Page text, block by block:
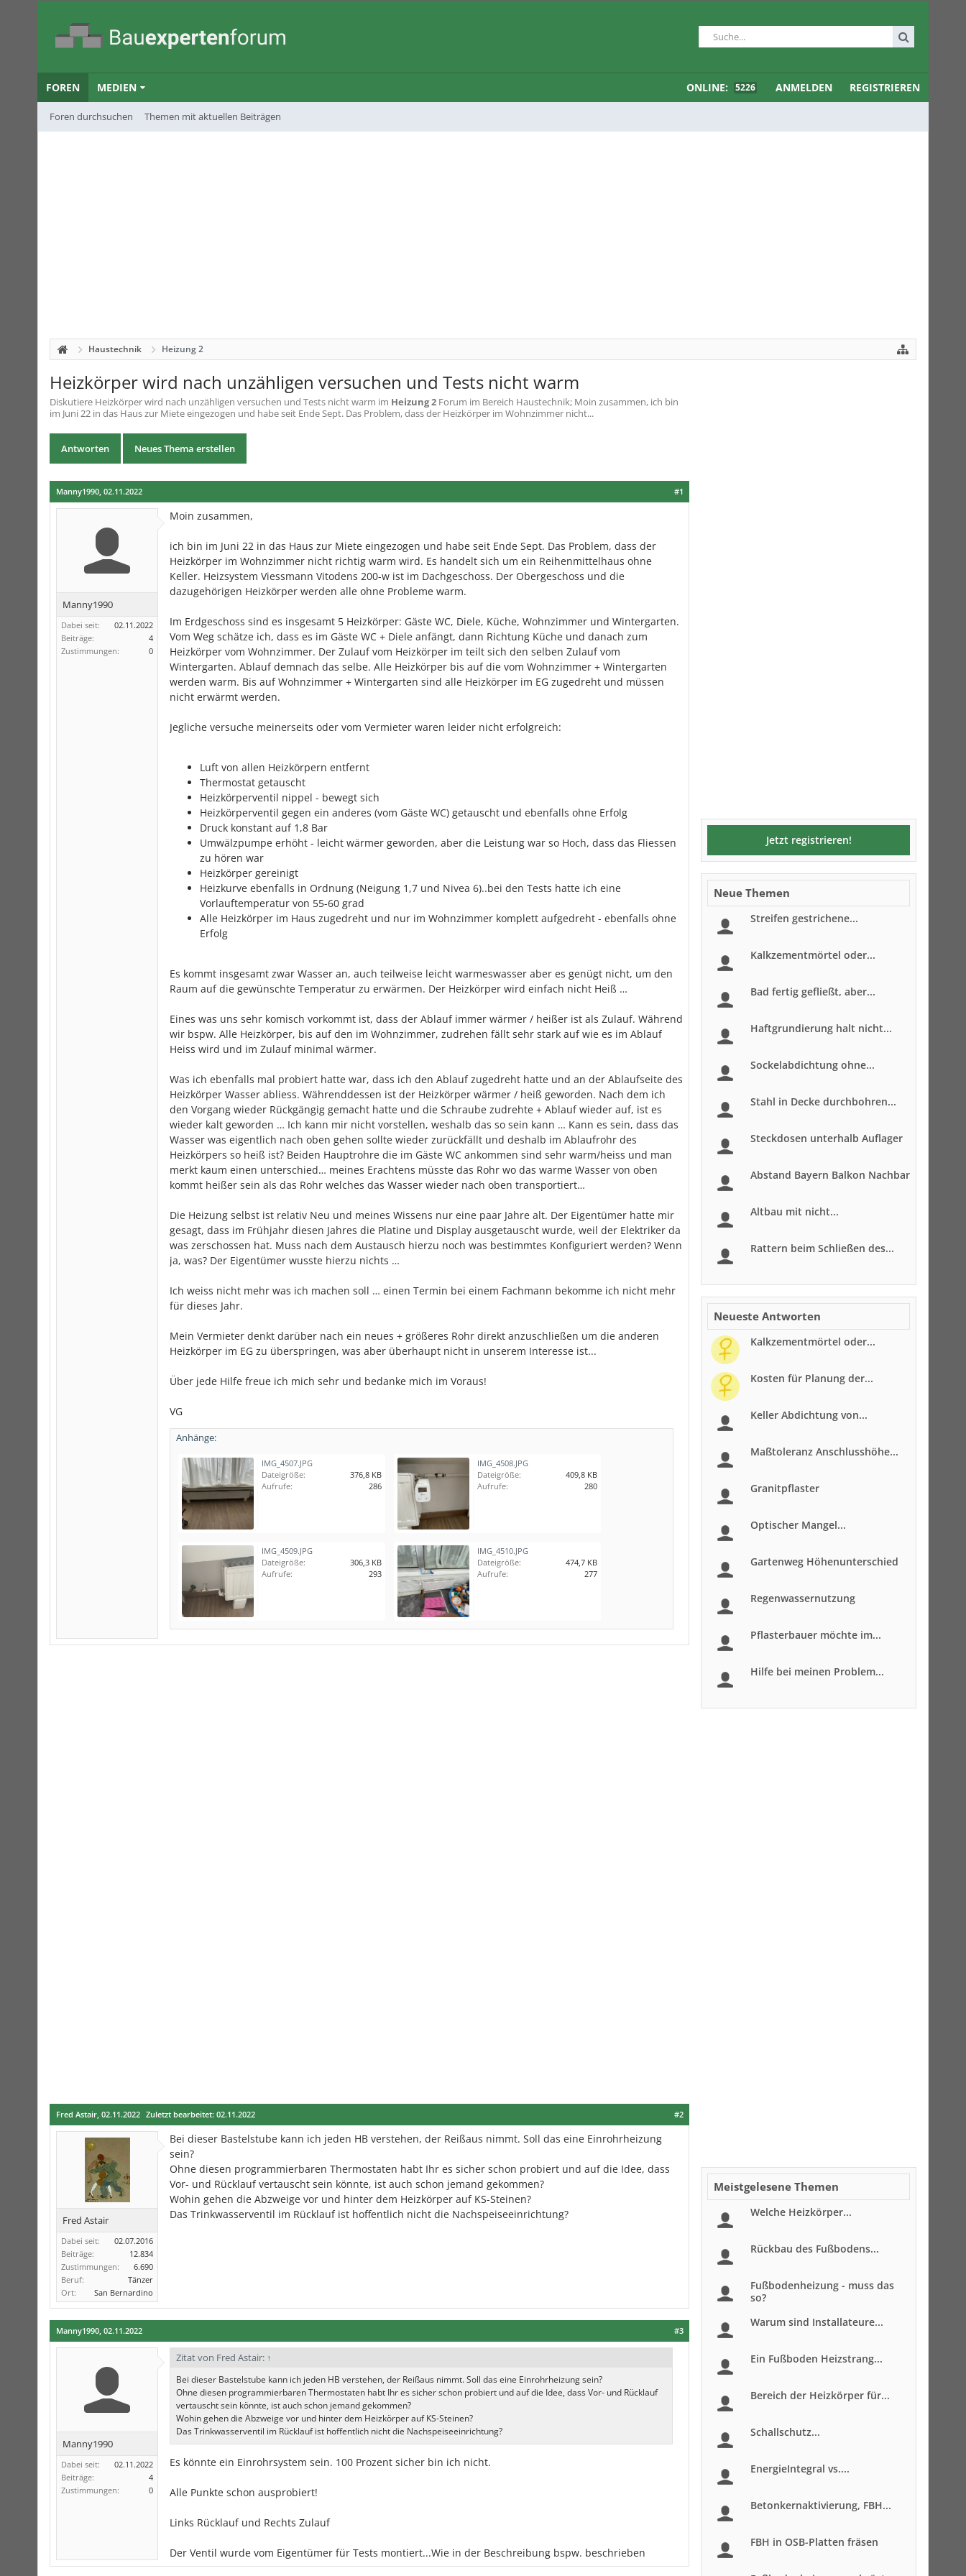
FOREN
Foren durchsuchen Themen mit aktuellen Beiträgen
MEDIEN ONLINE: 5226 ANMELDEN REGISTRIEREN
Haustechnik Heizung 2
Heizkörper wird nach unzähligen versuchen und Tests nicht warm
Diskutiere Heizkörper wird nach unzähligen versuchen und Tests nicht warm im Heizung 2 Forum im Bereich Haustechnik; Moin zusammen, ich bin
im Juni 22 in das Haus zur Miete eingezogen und habe seit Ende Sept. Das Problem, dass der Heizkörper im Wohnzimmer nicht...
Antworten Neues Thema erstellen
#1
Manny1990, 02.11.2022
Manny1990
Dabei seit:
02.11.2022
Beiträge:
4
Zustimmungen:
0
Moin zusammen,
ich bin im Juni 22 in das Haus zur Miete eingezogen und habe seit Ende Sept. Das Problem, dass der
Heizkörper im Wohnzimmer nicht richtig warm wird. Es handelt sich um ein Reihenmittelhaus ohne
Keller. Heizsystem Viessmann Vitodens 200-w ist im Dachgeschoss. Der Obergeschoss und die
dazugehörigen Heizkörper werden alle ohne Probleme warm.
Im Erdgeschoss sind es insgesamt 5 Heizkörper: Gäste WC, Diele, Küche, Wohnzimmer und Wintergarten.
Vom Weg schätze ich, dass es im Gäste WC + Diele anfängt, dann Richtung Küche und danach zum
Heizkörper vom Wohnzimmer. Der Zulauf vom Heizkörper im teilt sich den selben Zulauf vom
Wintergarten. Ablauf demnach das selbe. Alle Heizkörper bis auf die vom Wohnzimmer + Wintergarten
werden warm. Bis auf Wohnzimmer + Wintergarten sind alle Heizkörper im EG zugedreht und müssen
nicht erwärmt werden.
Jegliche versuche meinerseits oder vom Vermieter waren leider nicht erfolgreich:
Luft von allen Heizkörpern entfernt
Thermostat getauscht
Heizkörperventil nippel - bewegt sich
Heizkörperventil gegen ein anderes (vom Gäste WC) getauscht und ebenfalls ohne Erfolg
Druck konstant auf 1,8 Bar
Umwälzpumpe erhöht - leicht wärmer geworden, aber die Leistung war so Hoch, dass das Fliessen
zu hören war
Heizkörper gereinigt
Heizkurve ebenfalls in Ordnung (Neigung 1,7 und Nivea 6)..bei den Tests hatte ich eine
Vorlauftemperatur von 55-60 grad
Alle Heizkörper im Haus zugedreht und nur im Wohnzimmer komplett aufgedreht - ebenfalls ohne
Erfolg
Es kommt insgesamt zwar Wasser an, auch teilweise leicht warmeswasser aber es genügt nicht, um den
Raum auf die gewünschte Temperatur zu erwärmen. Der Heizkörper wird einfach nicht Heiß …
Eines was uns sehr komisch vorkommt ist, dass der Ablauf immer wärmer / heißer ist als Zulauf. Während
wir bspw. Alle Heizkörper, bis auf den im Wohnzimmer, zudrehen fällt sehr stark auf wie es im Ablauf
Heiss wird und im Zulauf minimal wärmer.
Was ich ebenfalls mal probiert hatte war, dass ich den Ablauf zugedreht hatte und an der Ablaufseite des
Heizkörper Wasser abliess. Währenddessen ist der Heizkörper wärmer / heiß geworden. Nach dem ich
den Vorgang wieder Rückgängig gemacht hatte und die Schraube zudrehte + Ablauf wieder auf, ist es
wieder kalt geworden … Ich kann mir nicht vorstellen, weshalb das so sein kann … Kann es sein, dass das
Wasser was eigentlich nach oben gehen sollte wieder zurückfällt und deshalb im Ablaufrohr des
Heizkörpers so heiß ist? Beiden Hauptrohre die im Gäste WC ankommen sind sehr warm/heiss und man
merkt kaum einen unterschied… meines Erachtens müsste das Rohr wo das warme Wasser von oben
kommt heißer sein als das Rohr welches das Wasser wieder nach oben transportiert…
Die Heizung selbst ist relativ Neu und meines Wissens nur eine paar Jahre alt. Der Eigentümer hatte mir
gesagt, dass im Frühjahr diesen Jahres die Platine und Display ausgetauscht wurde, weil der Elektriker da
was zerschossen hat. Muss nach dem Austausch hierzu noch was bestimmtes Konfiguriert werden? Wenn
ja, was? Der Eigentümer wusste hierzu nichts …
Ich weiss nicht mehr was ich machen soll … einen Termin bei einem Fachmann bekomme ich nicht mehr
für dieses Jahr.
Mein Vermieter denkt darüber nach ein neues + größeres Rohr direkt anzuschließen um die anderen
Heizkörper im EG zu überspringen, was aber überhaupt nicht in unserem Interesse ist...
Über jede Hilfe freue ich mich sehr und bedanke mich im Voraus!
VG
Anhänge:
IMG_4507.JPG
Dateigröße:
376,8 KB
Aufrufe:
286
IMG_4508.JPG
Dateigröße:
409,8 KB
Aufrufe:
280
IMG_4509.JPG
Dateigröße:
306,3 KB
Aufrufe:
293
IMG_4510.JPG
Dateigröße:
474,7 KB
Aufrufe:
277
#2
Fred Astair, 02.11.2022 Zuletzt bearbeitet: 02.11.2022
Fred Astair
Dabei seit:
02.07.2016
Beiträge:
12.834
Zustimmungen:
6.690
Beruf:
Tänzer
Ort:
San Bernardino
Bei dieser Bastelstube kann ich jeden HB verstehen, der Reißaus nimmt. Soll das eine Einrohrheizung
sein?
Ohne diesen programmierbaren Thermostaten habt Ihr es sicher schon probiert und auf die Idee, dass
Vor- und Rücklauf vertauscht sein könnte, ist auch schon jemand gekommen?
Wohin gehen die Abzweige vor und hinter dem Heizkörper auf KS-Steinen?
Das Trinkwasserventil im Rücklauf ist hoffentlich nicht die Nachspeiseeinrichtung?
#3
Manny1990, 02.11.2022
Manny1990
Dabei seit:
02.11.2022
Beiträge:
4
Zustimmungen:
0
Zitat von Fred Astair: ↑
Bei dieser Bastelstube kann ich jeden HB verstehen, der Reißaus nimmt. Soll das eine Einrohrheizung sein?
Ohne diesen programmierbaren Thermostaten habt Ihr es sicher schon probiert und auf die Idee, dass Vor- und Rücklauf
vertauscht sein könnte, ist auch schon jemand gekommen?
Wohin gehen die Abzweige vor und hinter dem Heizkörper auf KS-Steinen?
Das Trinkwasserventil im Rücklauf ist hoffentlich nicht die Nachspeiseeinrichtung?
Es könnte ein Einrohrsystem sein. 100 Prozent sicher bin ich nicht.
Alle Punkte schon ausprobiert!
Links Rücklauf und Rechts Zulauf
Der Ventil wurde vom Eigentümer für Tests montiert...Wie in der Beschreibung bspw. beschrieben
Jetzt registrieren!
Neue Themen
Streifen gestrichene...
Kalkzementmörtel oder...
Bad fertig gefließt, aber...
Haftgrundierung halt nicht...
Sockelabdichtung ohne...
Stahl in Decke durchbohren...
Steckdosen unterhalb Auflager
Abstand Bayern Balkon Nachbar
Altbau mit nicht...
Rattern beim Schließen des...
Neueste Antworten
Kalkzementmörtel oder...
Kosten für Planung der...
Keller Abdichtung von...
Maßtoleranz Anschlusshöhe...
Granitpflaster
Optischer Mangel...
Gartenweg Höhenunterschied
Regenwassernutzung
Pflasterbauer möchte im...
Hilfe bei meinen Problem...
Meistgelesene Themen
Welche Heizkörper...
Rückbau des Fußbodens...
Fußbodenheizung - muss das
so?
Warum sind Installateure...
Ein Fußboden Heizstrang...
Bereich der Heizkörper für...
Schallschutz...
EnergieIntegral vs....
Betonkernaktivierung, FBH...
FBH in OSB-Platten fräsen